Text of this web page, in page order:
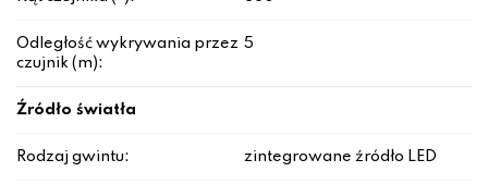
Odległość wykrywania przez
czujnik (m):
5
Źródło światła
Rodzaj gwintu: zintegrowane źródło LED